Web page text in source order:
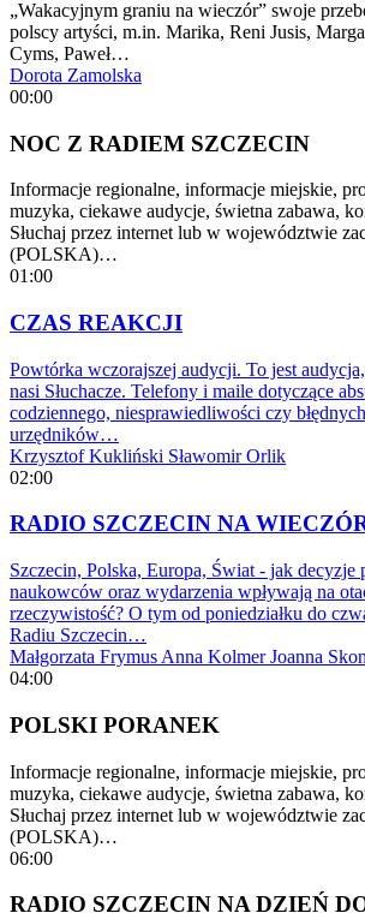
„Wakacyjnym graniu na wieczór” swoje
polscy artyści, m.in. Marika, Reni Jusis,
Cyms, Paweł…
Dorota Zamolska
00:00
NOC Z RADIEM SZCZECIN
Informacje regionalne, informacje miejskie,
muzyka, ciekawe audycje, świetna zabawa,
Słuchaj przez internet lub w województwie
(POLSKA)…
01:00
CZAS REAKCJI
Powtórka wczorajszej audycji. To jest
nasi Słuchacze. Telefony i maile dotyczące
codziennego, niesprawiedliwości czy
urzędników…
Krzysztof Kukliński Sławomir Orlik
02:00
RADIO SZCZECIN NA
Szczecin, Polska, Europa, Świat - jak
naukowców oraz wydarzenia wpływają na
rzeczywistość? O tym od poniedziałku do
Radiu Szczecin…
Małgorzata Frymus Anna Kolmer Joanna
04:00
POLSKI PORANEK
Informacje regionalne, informacje miejskie,
muzyka, ciekawe audycje, świetna zabawa,
Słuchaj przez internet lub w województwie
(POLSKA)…
06:00
RADIO SZCZECIN NA DZIEŃ